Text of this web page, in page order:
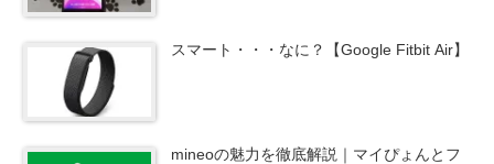
スマート・・・なに？【Google Fitbit Air】
mineoの魅力を徹底解説｜マイぴょんとフ